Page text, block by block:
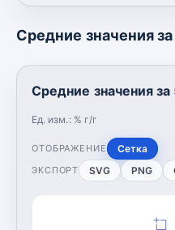
Средние значения за
Средние значения за
Ед. изм.: % г/г
ОТОБРАЖЕНИЕ Сетка
ЭКСПОРТ SVG PNG